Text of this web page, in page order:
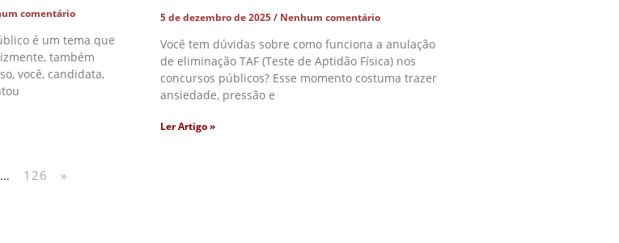
comentário
é um tema que
também
você, candidata,
5 de dezembro de 2025 Nenhum comentário
Você tem dúvidas sobre como funciona a anulação
de eliminação TAF (Teste de Aptidão Física) nos
concursos públicos? Esse momento costuma trazer
ansiedade, pressão e
Ler Artigo »
… 126 »